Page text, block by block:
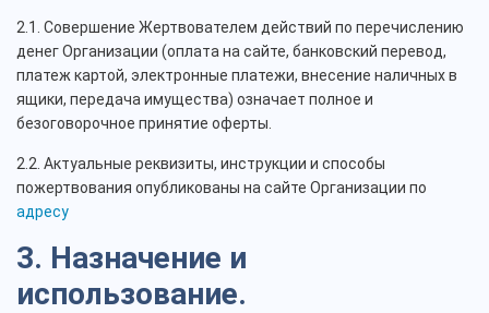
2.1. Совершение Жертвователем действий по перечислению
денег Организации (оплата на сайте, банковский перевод,
платеж картой, электронные платежи, внесение наличных в
ящики, передача имущества) означает полное и
безоговорочное принятие оферты.
2.2. Актуальные реквизиты, инструкции и способы
пожертвования опубликованы на сайте Организации по
адресу
3. Назначение и
использование.